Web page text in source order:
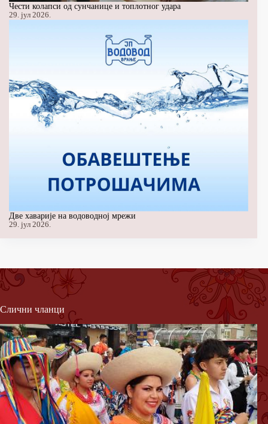
Чести колапси од сунчанице и топлотног удара
29. јул 2026.
Две хаварије на водоводној мрежи
29. јул 2026.
Слични чланци